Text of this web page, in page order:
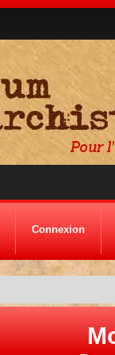
Connexion